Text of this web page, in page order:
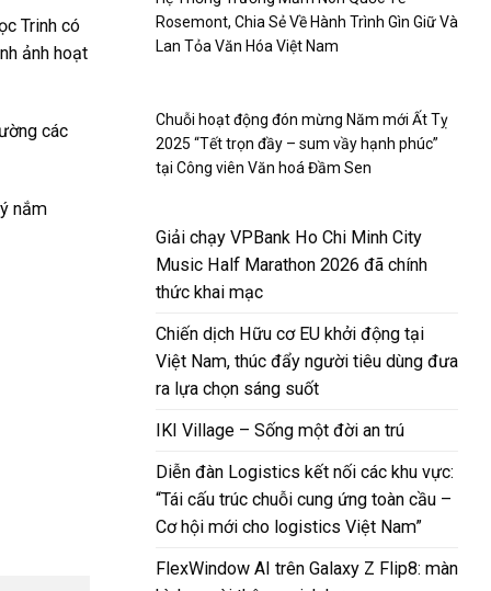
Trinh có
ảnh hoạt
các
nắm
Rosemont, Chia Sẻ Về Hành Trình Gìn Giữ Và
Lan Tỏa Văn Hóa Việt Nam
Chuỗi hoạt động đón mừng Năm mới Ất Tỵ
2025 “Tết trọn đầy – sum vầy hạnh phúc”
tại Công viên Văn hoá Đầm Sen
Giải chạy VPBank Ho Chi Minh City
Music Half Marathon 2026 đã chính
thức khai mạc
Chiến dịch Hữu cơ EU khởi động tại
Việt Nam, thúc đẩy người tiêu dùng đưa
ra lựa chọn sáng suốt
IKI Village – Sống một đời an trú
Diễn đàn Logistics kết nối các khu vực:
“Tái cấu trúc chuỗi cung ứng toàn cầu –
Cơ hội mới cho logistics Việt Nam”
FlexWindow AI trên Galaxy Z Flip8: màn